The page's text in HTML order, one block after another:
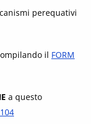
perequativi
il FORM
a questo